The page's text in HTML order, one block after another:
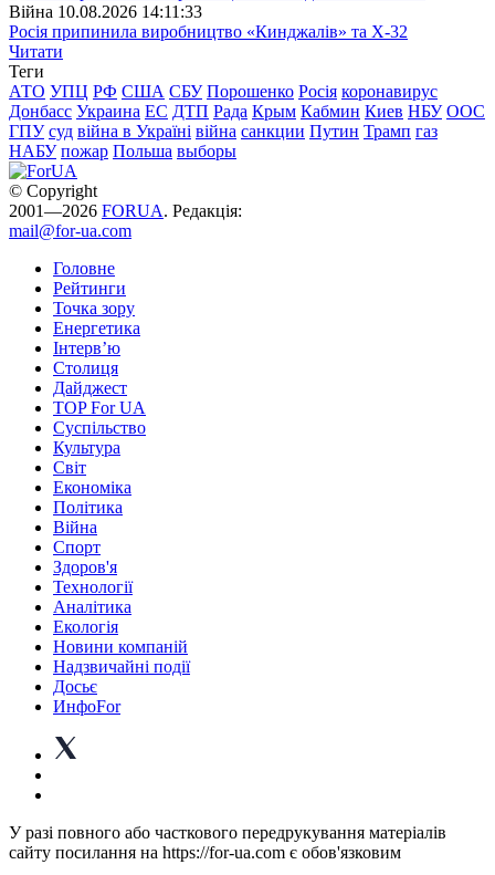
Війна 10.08.2026 14:11:33
Росія припинила виробництво «Кинджалів» та Х-32
Читати
Теги
АТО УПЦ РФ США СБУ Порошенко Росія коронавирус
Донбасс Украина ЕС ДТП Рада Крым Кабмин Киев НБУ ООС
ГПУ суд війна в Україні війна санкции Путин Трамп газ
НАБУ пожар Польша выборы
© Copyright
2001—2026 FORUA. Редакція:
mail@for-ua.com
Головне
Рейтинги
Точка зору
Енергетика
Інтерв’ю
Столиця
Дайджест
TOP For UA
Суспiльство
Культура
Світ
Економіка
Політика
Війна
Спорт
Здоров'я
Технології
Аналітика
Екологія
Новини компаній
Надзвичайні події
Досьє
ИнфоFor
У разі повного або часткового передрукування матеріалів
сайту посилання на https://for-ua.com є обов'язковим